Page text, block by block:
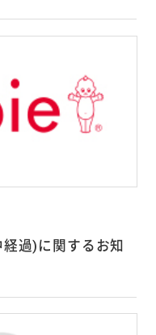
過)に関するお知